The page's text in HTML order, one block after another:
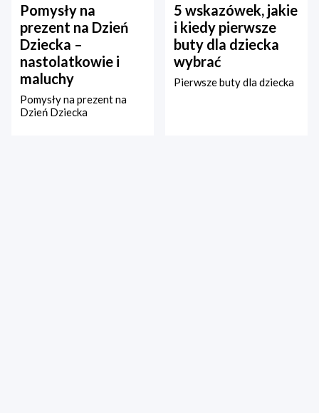
Pomysły na
prezent na Dzień
Dziecka –
nastolatkowie i
maluchy
Pomysły na prezent na
Dzień Dziecka
5 wskazówek, jakie
i kiedy pierwsze
buty dla dziecka
wybrać
Pierwsze buty dla dziecka